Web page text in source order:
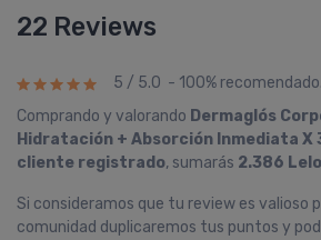
22 Reviews
5 / 5.0 - 100% recomendado.
Comprando y valorando Dermaglós
Hidratación + Absorción Inmediata X
cliente registrado, sumarás 2.386
Si consideramos que tu review es valioso
comunidad duplicaremos tus puntos y